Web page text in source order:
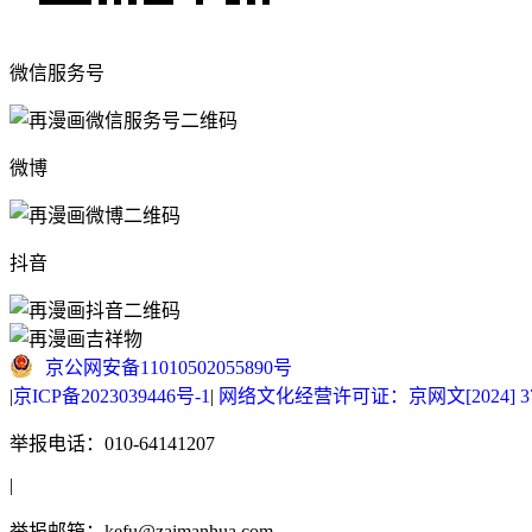
微信服务号
微博
抖音
京公网安备11010502055890号
|京ICP备2023039446号-1 | 网络文化经营许可证：京网文[2024]
举报电话：010-64141207
|